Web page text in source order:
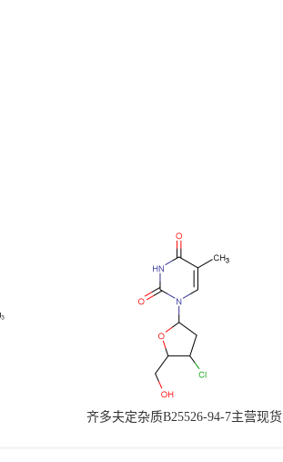
齐多夫定杂质B25526-94-7主营现货